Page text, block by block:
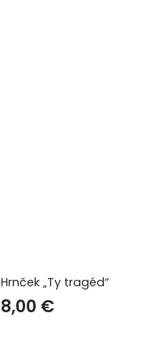
Hrnček „Ty tragéd“
8,00 €